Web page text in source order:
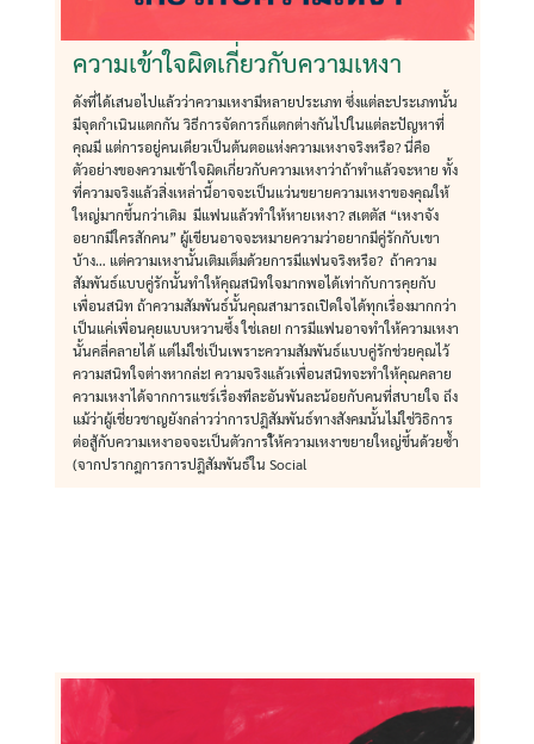
ความเข้าใจผิดเกี่ยวกับความเหงา
ดังที่ได้เสนอไปแล้วว่าความเหงามีหลายประเภท ซึ่งแต่ละประเภทนั้น
มีจุดกำเนินแตกกัน วิธีการจัดการก็แตกต่างกันไปในแต่ละปัญหาที่
คุณมี แต่การอยู่คนเดียวเป็นต้นตอแห่งความเหงาจริงหรือ? นี่คือ
ตัวอย่างของความเข้าใจผิดเกี่ยวกับความเหงาว่าถ้าทำแล้วจะหาย ทั้ง
ที่ความจริงแล้วสิ่งเหล่านี้อาจจะเป็นแว่นขยายความเหงาของคุณให้
ใหญ่มากขึ้นกว่าเดิม มีแฟนแล้วทำให้หายเหงา? สเตตัส “เหงาจัง
อยากมีใครสักคน” ผู้เขียนอาจจะหมายความว่าอยากมีคู่รักกับเขา
บ้าง… แต่ความเหงานั้นเติมเต็มด้วยการมีแฟนจริงหรือ? ถ้าความ
สัมพันธ์แบบคู่รักนั้นทำให้คุณสนิทใจมากพอได้เท่ากับการคุยกับ
เพื่อนสนิท ถ้าความสัมพันธ์นั้นคุณสามารถเปิดใจได้ทุกเรื่องมากกว่า
เป็นแค่เพื่อนคุยแบบหวานซึ้ง ใช่เลย! การมีแฟนอาจทำให้ความเหงา
นั้นคลี่คลายได้ แต่ไม่ใช่เป็นเพราะความสัมพันธ์แบบคู่รักช่วยคุณไว้
ความสนิทใจต่างหากล่ะ! ความจริงแล้วเพื่อนสนิทจะทำให้คุณคลาย
ความเหงาได้จากการแชร์เรื่องทีละอันพันละน้อยกับคนที่สบายใจ ถึง
แม้ว่าผู้เชี่ยวชาญยังกล่าวว่าการปฎิสัมพันธ์ทางสังคมนั้นไม่ใช่วิธิการ
ต่อสู้กับความเหงาอจจะเป็นตัวการใ้ห้ความเหงาขยายใหญ่ขึ้นด้วยซ้ำ
(จากปรากฎการการปฎิสัมพันธ์ใน Social